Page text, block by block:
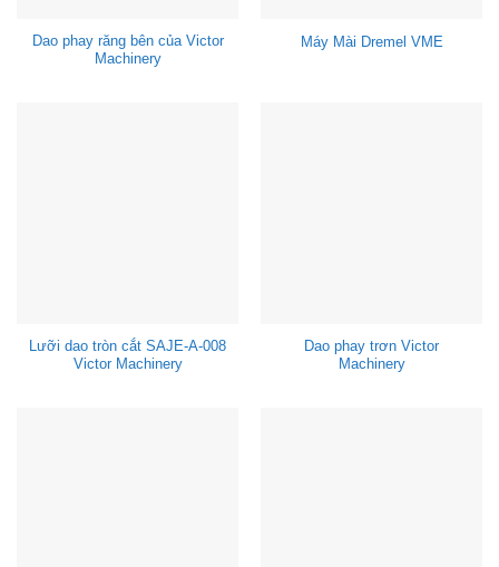
Dao phay răng bên của Victor
Machinery
Máy Mài Dremel VME
Lưỡi dao tròn cắt SAJE-A-008
Victor Machinery
Dao phay trơn Victor
Machinery